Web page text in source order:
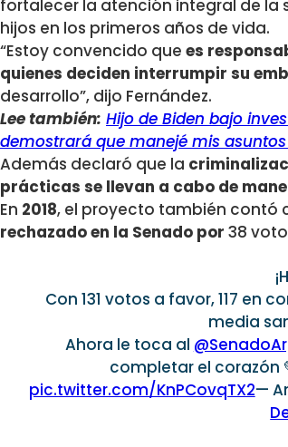
fortalecer la atención integral de la
hijos en los primeros años de vida.
“Estoy convencido que es
quienes deciden interrumpir su
desarrollo”, dijo Fernández.
Lee también: Hijo de Biden bajo
demostrará que manejé mis
Además declaró que la
prácticas se llevan a cabo de
En 2018, el proyecto también contó
rechazado en la Senado por 38
Con 131 votos a favor, 117 en
media
Ahora le toca al
completar el corazón
pic.twitter.com/KnPCovqTX2—